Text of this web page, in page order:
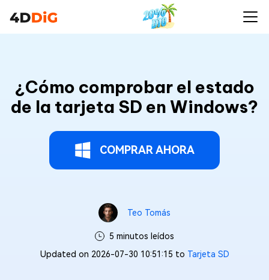
¿Cómo comprobar el estado
de la tarjeta SD en Windows?
COMPRAR AHORA
Teo Tomás
5 minutos leídos
Updated on 2026-07-30 10:51:15 to Tarjeta SD